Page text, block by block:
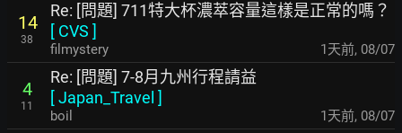
14
38
Re: [問題] 711特大杯濃萃容量這樣是正常的嗎？
[ CVS ]
filmystery 1天前, 08/07
4
11
Re: [問題] 7-8月九州行程請益
[Japan_Travel ]
boil 1天前, 08/07